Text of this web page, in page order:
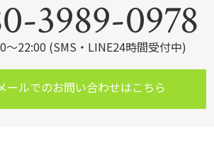
3989-0978
～22:00 (SMS・LINE24時間受付中)
ールでのお問い合わせはこちら